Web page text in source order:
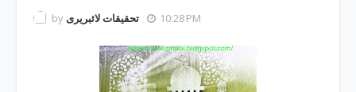
by تحقیقات لائبریری 10:28 PM